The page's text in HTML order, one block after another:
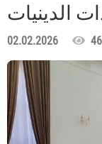
الدينيات
02.02.2026